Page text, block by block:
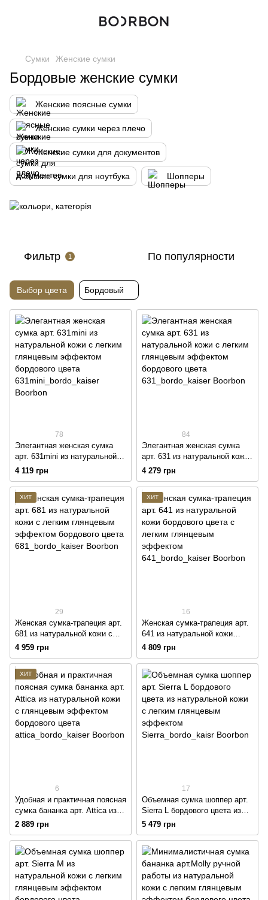
Сумки Женские сумки
Бордовые женские сумки
Женские поясные сумки
Женские сумки через плечо
Женские сумки для документов
Женские сумки для ноутбука Шопперы
Фильтр 1 По популярности
Выбор цвета Бордовый
78
Элегантная женская сумка
арт. 631mini из натуральной
кожи с легким глянцевым
эффектом бордового цвета
4 119 грн
84
Элегантная женская сумка
арт. 631 из натуральной кожи
с легким глянцевым
эффектом бордового цвета
4 279 грн
ХИТ
29
Женская сумка-трапеция арт.
681 из натуральной кожи с
легким глянцевым эффектом
бордового цвета
4 959 грн
ХИТ
16
Женская сумка-трапеция арт.
641 из натуральной кожи
бордового цвета с легким
глянцевым эффектом
4 809 грн
ХИТ
6
Удобная и практичная поясная
сумка бананка арт. Attica из
натуральной кожи с
глянцевым эффектом
бордового цвета
2 889 грн
17
Объемная сумка шоппер арт.
Sierra L бордового цвета из
натуральной кожи с легким
глянцевым эффектом
5 479 грн